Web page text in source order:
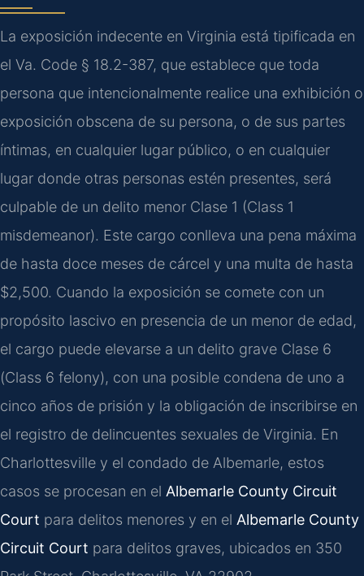
La exposición indecente en Virginia está tipificada en
el Va. Code § 18.2-387, que establece que toda
persona que intencionalmente realice una exhibición o
exposición obscena de su persona, o de sus partes
íntimas, en cualquier lugar público, o en cualquier
lugar donde otras personas estén presentes, será
culpable de un delito menor Clase 1 (Class 1
misdemeanor). Este cargo conlleva una pena máxima
de hasta doce meses de cárcel y una multa de hasta
$2,500. Cuando la exposición se comete con un
propósito lascivo en presencia de un menor de edad,
el cargo puede elevarse a un delito grave Clase 6
(Class 6 felony), con una posible condena de uno a
cinco años de prisión y la obligación de inscribirse en
el registro de delincuentes sexuales de Virginia. En
Charlottesville y el condado de Albemarle, estos
casos se procesan en el Albemarle County Circuit
Court para delitos menores y en el Albemarle County
Circuit Court para delitos graves, ubicados en 350